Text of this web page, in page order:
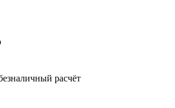
расчёт